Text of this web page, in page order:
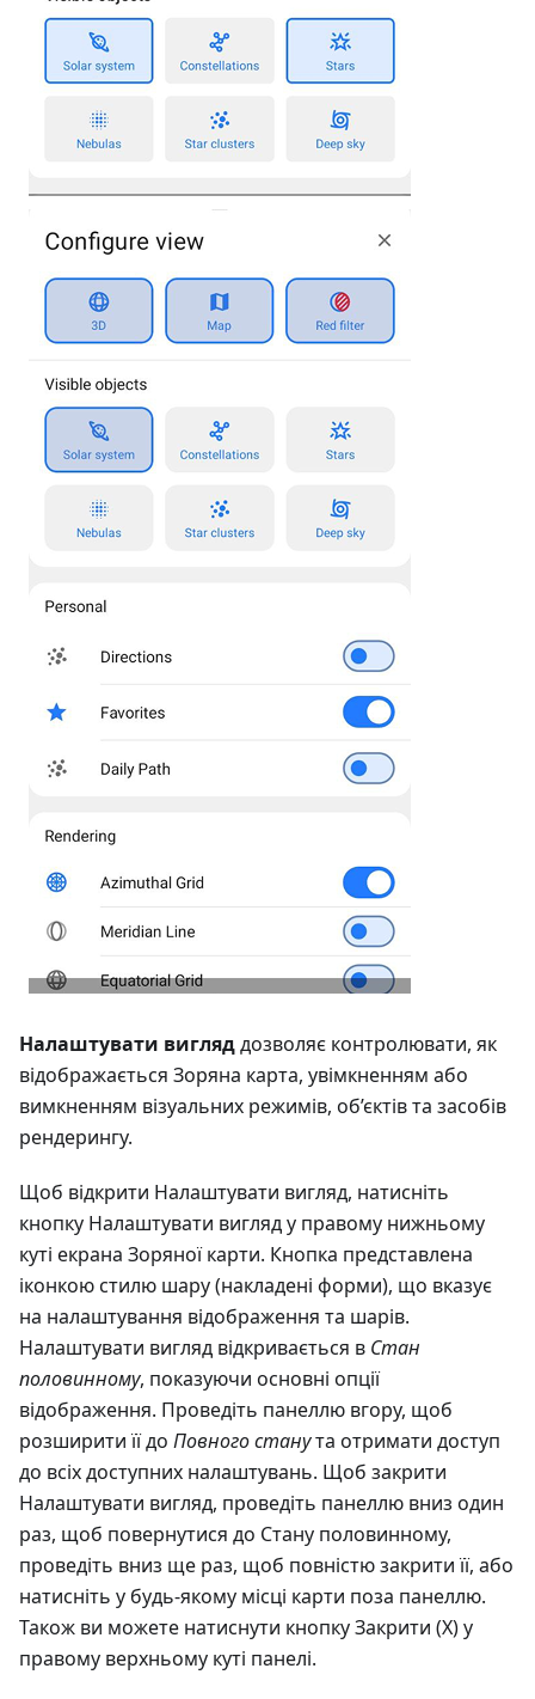
Налаштувати вигляддозволяє контролювати, як
відображається Зоряна карта, увімкненням або
вимкненням візуальних режимів, об’єктів та засобів
рендерингу.
Щоб відкрити Налаштувати вигляд, натисніть
кнопку Налаштувати вигляд у правому нижньому
куті екрана Зоряної карти. Кнопка представлена
іконкою стилю шару (накладені форми), що вказує
на налаштування відображення та шарів.
Налаштувати вигляд відкривається в Стан
половинному, показуючи основні опції
відображення. Проведіть панеллю вгору, щоб
розширити її до Повного станута отримати доступ
до всіх доступних налаштувань. Щоб закрити
Налаштувати вигляд, проведіть панеллю вниз один
раз, щоб повернутися до Стану половинному,
проведіть вниз ще раз, щоб повністю закрити її, або
натисніть у будь-якому місці карти поза панеллю.
Також ви можете натиснути кнопку Закрити (X) у
правому верхньому куті панелі.